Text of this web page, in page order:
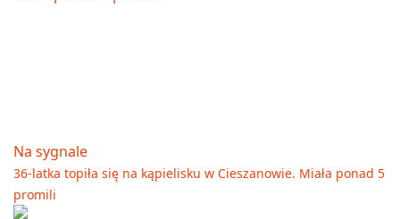
Na sygnale
36-latka topiła się na kąpielisku w Cieszanowie. Miała ponad 5
promili